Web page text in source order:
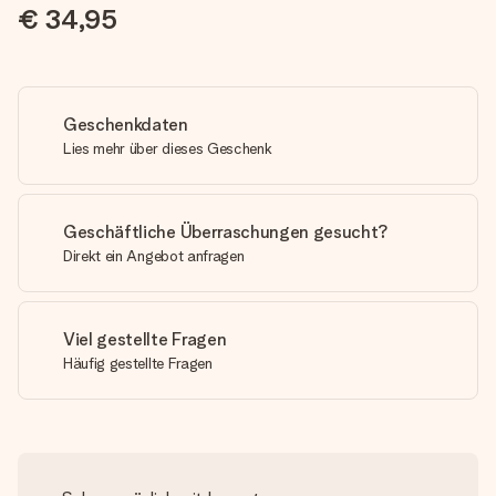
€ 34,95
Geschenkdaten
Lies mehr über dieses Geschenk
Geschäftliche Überraschungen gesucht?
Direkt ein Angebot anfragen
Viel gestellte Fragen
Häufig gestellte Fragen